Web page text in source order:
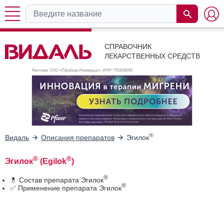
СПРАВОЧНИК
ЛЕКАРСТВЕННЫХ СРЕДСТВ
Реклама. ООО «Пфайзер Инновации», ИНН 7703106050
Видаль Описания препаратов Эгилок®
Эгилок® (Egilok®)
💊 Состав препарата Эгилок®
✅ Применение препарата Эгилок®